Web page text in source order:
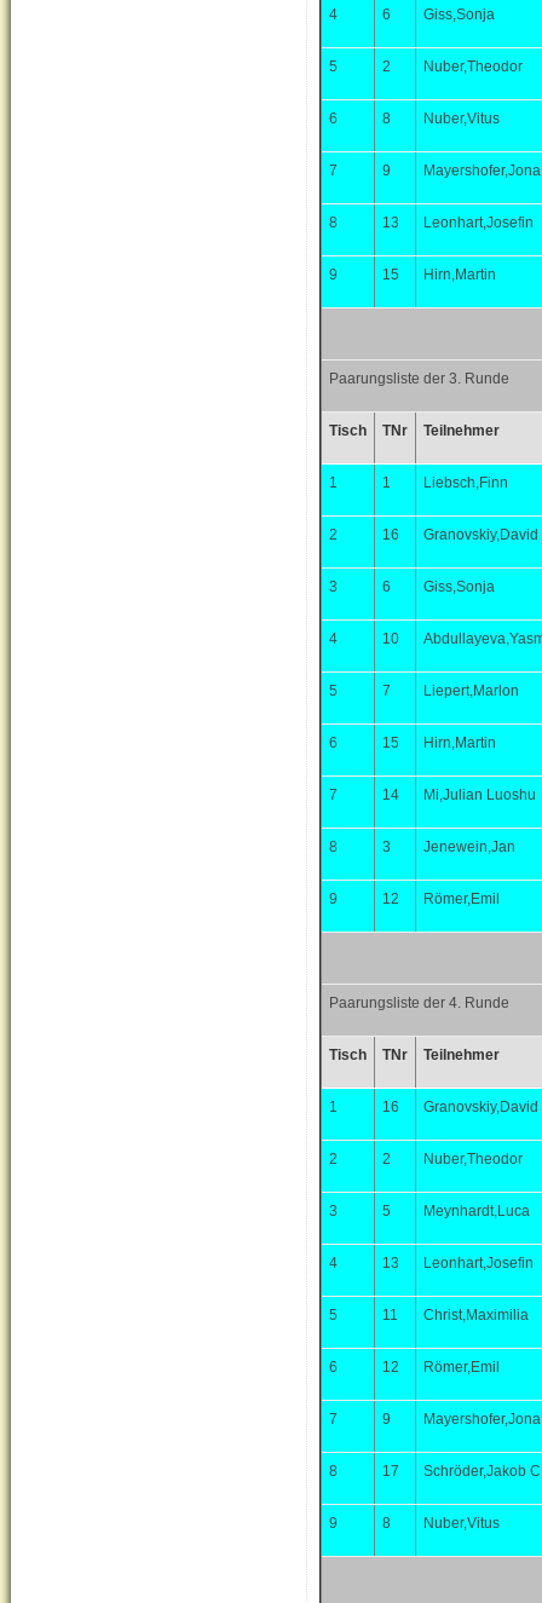
4 6 Giss,Sonja
5 2 Nuber,Theodor
6 8 Nuber,Vitus
7 9 Mayershofer,Jona
8 13 Leonhart,Josefin
9 15 Hirn,Martin
Paarungsliste der 3. Runde
Tisch TNr Teilnehmer
1 1 Liebsch,Finn
2 16 Granovskiy,David
3 6 Giss,Sonja
4 10
5 7 Liepert,Marlon
6 15 Hirn,Martin
7 14 Mi,Julian Luoshu
8 3 Jenewein,Jan
9 12 Römer,Emil
Paarungsliste der 4. Runde
Tisch TNr Teilnehmer
1 16 Granovskiy,David
2 2 Nuber,Theodor
3 5 Meynhardt,Luca
4 13 Leonhart,Josefin
5 11 Christ,Maximilia
6 12 Römer,Emil
7 9 Mayershofer,Jona
8 17 Schröder,Jakob C
9 8 Nuber,Vitus